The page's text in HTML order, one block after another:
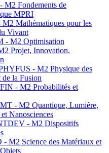
M2 Fondements de
MPRI
Mathématiques pour les
Vivant
- M2 Optimisation
Projet, Innovation,
- M2 Physique des
de la Fusion
- M2 Probabilités et
- M2 Quantique, Lumière,
Nanosciences
- M2 Dispositifs
M2 Science des Matériaux et